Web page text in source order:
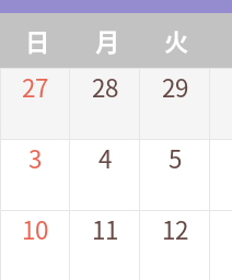
日 月 火
27
28 29
3 4 5
10 11 12